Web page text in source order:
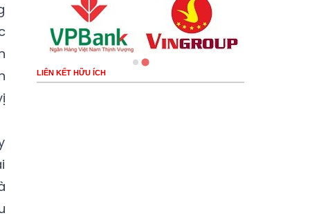
LIÊN KẾT HỮU ÍCH